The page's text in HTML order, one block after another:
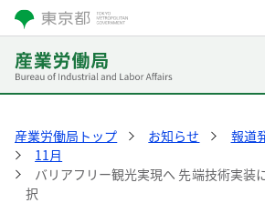
産業労働局トップ お知らせ 報道
11月
バリアフリー観光実現へ 先端技術実装
択